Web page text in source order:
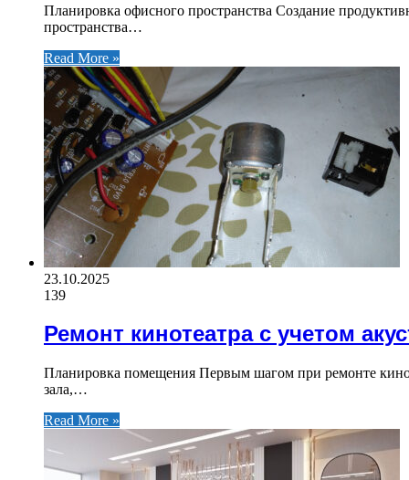
Планировка офисного пространства Создание
пространства…
Read More »
23.10.2025
139
Ремонт кинотеатра с учетом
Планировка помещения Первым шагом при ремонте
зала,…
Read More »